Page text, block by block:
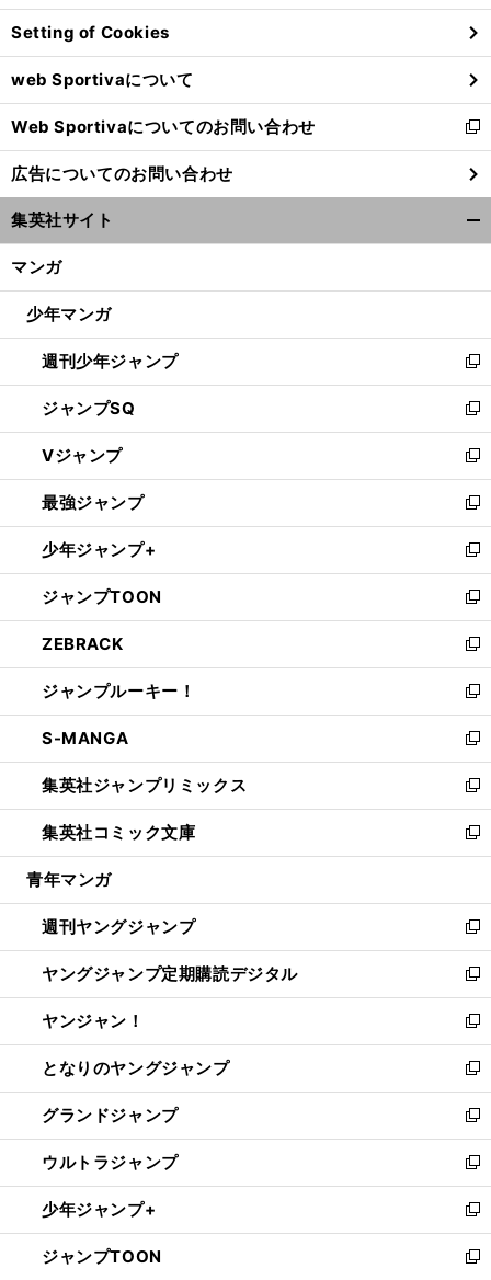
ン
ド
ウ
で
開
く
Setting of Cookies
web Sportivaについて
Web Sportivaについてのお問い合わせ
新
し
い
ウ
ィ
ン
ウ
開
く
広告についてのお問い合わせ
集英社サイト
マンガ
少年マンガ
週刊少年ジャンプ
新
し
い
ウ
ィ
ン
ド
ウ
で
開
く
ジャンプSQ
新
し
い
ウ
ィ
ン
ド
ウ
で
開
く
Vジャンプ
新
し
い
ウ
ィ
ン
ド
ウ
で
開
く
最強ジャンプ
新
し
い
ウ
ィ
ン
ド
ウ
で
開
く
少年ジャンプ+
新
し
い
ウ
ィ
ン
ド
ウ
で
開
く
ジャンプTOON
新
し
い
ウ
ィ
ン
ド
ウ
で
開
く
ZEBRACK
新
し
い
ウ
ィ
ン
ド
ウ
で
開
ジャンプルーキー！
新
し
い
ウ
ィ
ン
ド
ウ
開
く
S-MANGA
新
し
い
ウ
ィ
ン
ウ
で
開
く
集英社ジャンプリミックス
新
し
い
ウ
ン
ド
ウ
で
開
く
集英社コミック文庫
新
し
ウ
ィ
ン
ド
ウ
で
開
く
青年マンガ
週刊ヤングジャンプ
新
し
い
ウ
ィ
ン
ド
ウ
で
開
く
ヤングジャンプ定期購読デジタル
新
し
い
ウ
ィ
ン
ド
ウ
で
開
く
ヤンジャン！
新
し
い
ウ
ィ
ン
ド
ウ
で
開
く
となりのヤングジャンプ
新
し
い
ウ
ィ
ン
ド
ウ
で
グランドジャンプ
新
し
い
ウ
ィ
ン
ド
ウルトラジャンプ
新
し
い
ウ
ィ
少年ジャンプ+
新
し
い
ジャンプTOON
新